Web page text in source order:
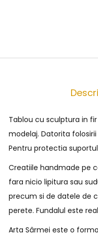
Tablou cu sculptura in
modelaj. Datorita
Pentru protectia
Creatiile handmade pe
fara nicio lipitura sau
precum si de datele de
perete. Fundalul este
Arta Sârmei este o